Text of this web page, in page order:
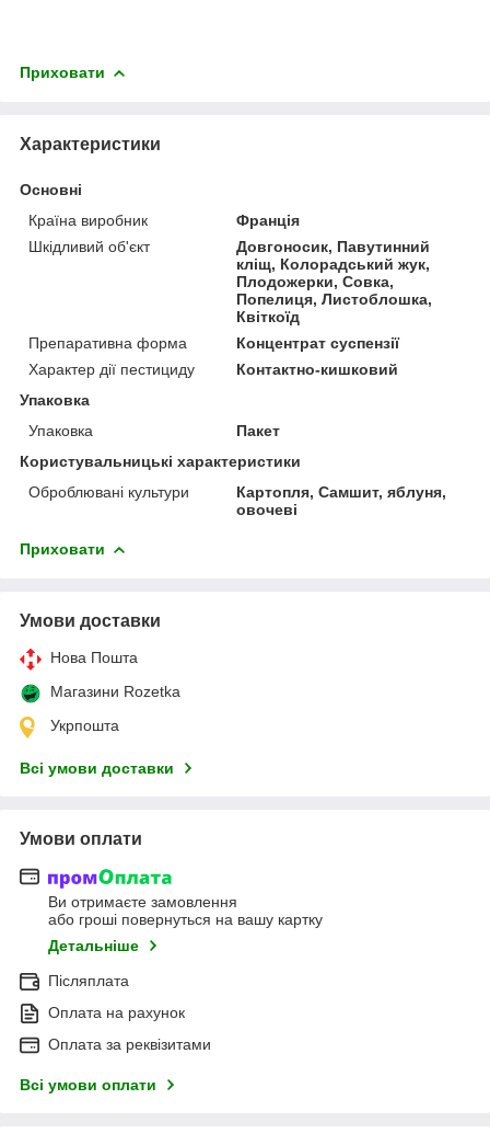
Приховати
Характеристики
Основні
Країна виробник
Франція
Шкідливий об'єкт
Довгоносик, Павутинний
кліщ, Колорадський жук,
Плодожерки, Совка,
Попелиця, Листоблошка,
Квіткоїд
Препаративна форма
Концентрат суспензії
Характер дії пестициду
Контактно-кишковий
Упаковка
Упаковка
Пакет
Користувальницькі характеристики
Оброблювані культури
Картопля, Самшит, яблуня,
овочеві
Приховати
Умови доставки
Нова Пошта
Магазини Rozetka
Укрпошта
Всі умови доставки
Умови оплати
Ви отримаєте замовлення
або гроші повернуться на вашу картку
Детальніше
Післяплата
Оплата на рахунок
Оплата за реквізитами
Всі умови оплати